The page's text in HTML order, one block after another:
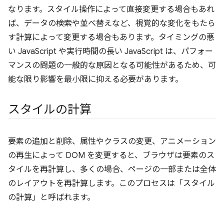
なります。スタイル操作によって直接変更する場合もあれ
ば、データの検索や並べ替えなど、視覚的な変化をもたら
す計算によって変更する場合もあります。タイミングの悪
い JavaScript や実行時間の長い JavaScript は、パフォー
マンスの問題の一般的な原因となる可能性があるため、可
能な限り影響を最小限に抑える必要があります。
スタイルの計算
要素の追加と削除、属性やクラスの変更、アニメーション
の再生によって DOM を変更すると、ブラウザは要素のス
タイルを再計算し、多くの場合、ページの一部または全体
のレイアウトを再計算します。このプロセスは「スタイル
の計算」と呼ばれます。